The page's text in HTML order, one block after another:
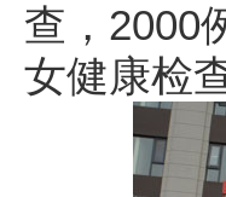
查，2000
女健康检查